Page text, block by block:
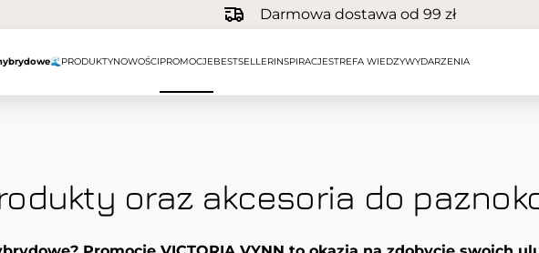
Darmowa dostawa od 99 zł
🌊 PRODUKTYNOWOŚCIPROMOCJEBESTSELLERINSPIRACJESTREFA WIEDZYWYDARZENIA
oraz akcesoria do paznokci